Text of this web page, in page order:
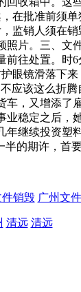
在批准前须
监销人须在销
片。三、文
往处置。时
眼镜滑落下
应该这么折
，又增添了
稳定之后，
继续投资塑
的期许，首
销毁 广州文
清远 清远